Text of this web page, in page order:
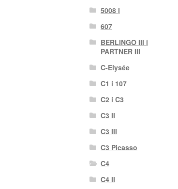
5008 I
607
BERLINGO III i
PARTNER III
C-Elysée
C1 i 107
C2 i C3
C3 II
C3 III
C3 Picasso
C4
C4 II